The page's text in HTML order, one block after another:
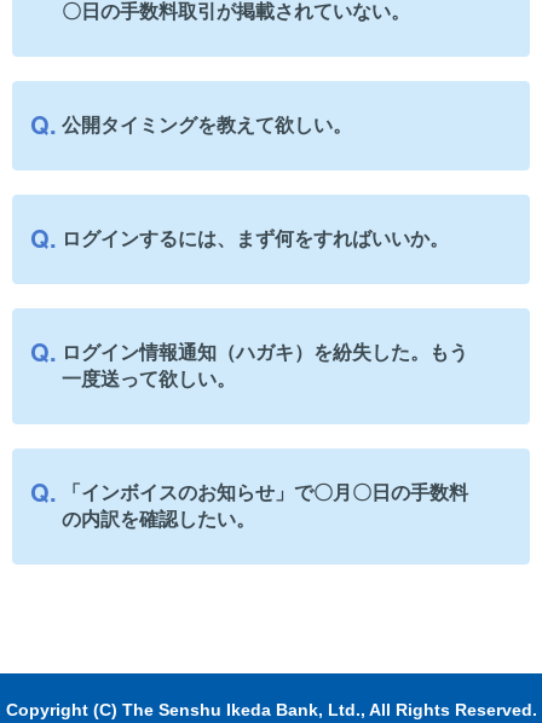
〇日の手数料取引が掲載されていない。
公開タイミングを教えて欲しい。
ログインするには、まず何をすればいいか。
ログイン情報通知（ハガキ）を紛失した。もう
一度送って欲しい。
「インボイスのお知らせ」で〇月〇日の手数料
の内訳を確認したい。
Copyright (C) The Senshu Ikeda Bank, Ltd., All Rights Reserved.